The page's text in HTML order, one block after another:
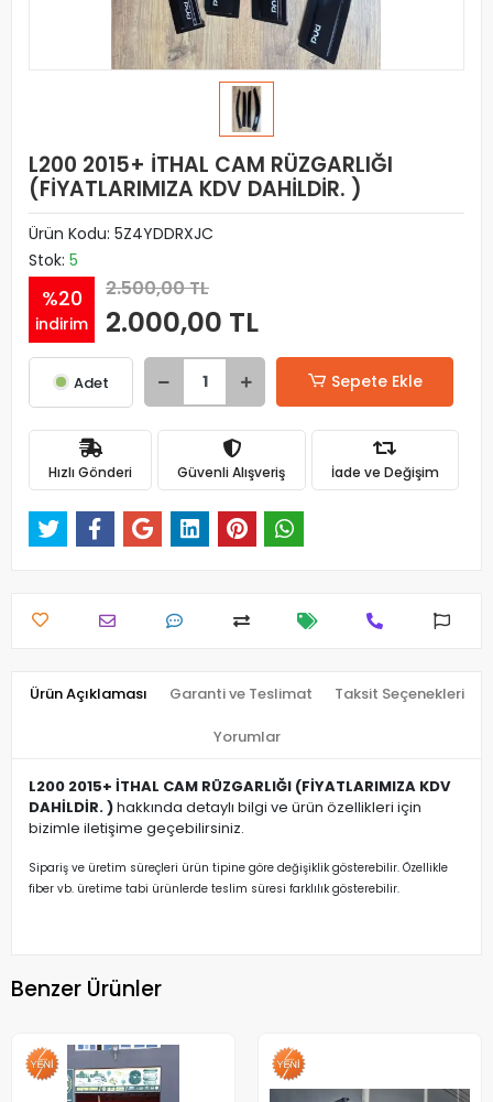
L200 2015+ İTHAL CAM RÜZGARLIĞI
(FİYATLARIMIZA KDV DAHİLDİR. )
Ürün Kodu: 5Z4YDDRXJC
Stok: 5
%20
indirim
2.500,00 TL
2.000,00 TL
Adet Sepete Ekle
Hızlı Gönderi Güvenli Alışveriş İade ve Değişim
Ürün Açıklaması Garanti ve Teslimat Taksit Seçenekleri
Yorumlar
L200 2015+ İTHAL CAM RÜZGARLIĞI (FİYATLARIMIZA KDV
DAHİLDİR. )hakkında detaylı bilgi ve ürün özellikleri için
bizimle iletişime geçebilirsiniz.
Sipariş ve üretim süreçleri ürün tipine göre değişiklik gösterebilir. Özellikle
fiber vb. üretime tabi ürünlerde teslim süresi farklılık gösterebilir.
Benzer Ürünler